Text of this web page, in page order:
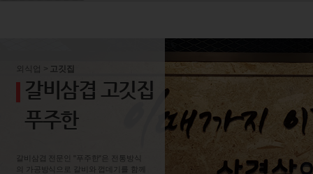
외식업 > 고깃집
갈비삼겹 고깃집
푸주한
갈비삼겹 전문인 "푸주한"은 전통방식
의 가공방식으로 갈비와 껍데기를 함께